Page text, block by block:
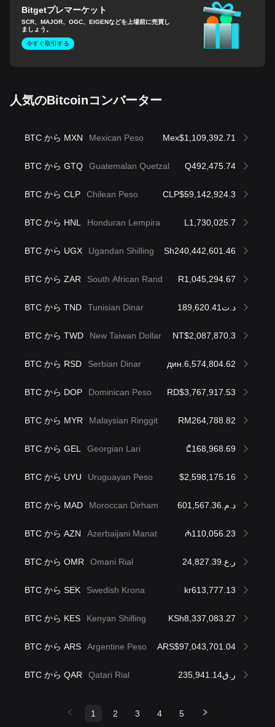
Bitgetプレマーケット
SCR、MAJOR、OGC、EIGENなどを上場前に売買し
ましょう。
今すぐ取引する
人気のBitcoinコンバーター
BTC から MXN Mexican Peso Mex$1,109,392.71
BTC から GTQ Guatemalan Quetzal Q492,475.74
BTC から CLP Chilean Peso CLP$59,142,924.3
BTC から HNL Honduran Lempira L1,730,025.7
BTC から UGX Ugandan Shilling Sh240,442,601.46
BTC から ZAR South African Rand R1,045,294.67
BTC から TND Tunisian Dinar د.ت189,620.41
BTC から TWD New Taiwan Dollar NT$2,087,870.3
BTC から RSD Serbian Dinar дин.6,574,804.62
BTC から DOP Dominican Peso RD$3,767,917.53
BTC から MYR Malaysian Ringgit RM264,788.82
BTC から GEL Georgian Lari ₾168,968.69
BTC から UYU Uruguayan Peso $2,598,175.16
BTC から MAD Moroccan Dirham د.م.601,567.36
BTC から AZN Azerbaijani Manat ₼110,056.23
BTC から OMR Omani Rial ر.ع.24,827.39
BTC から SEK Swedish Krona kr613,777.13
BTC から KES Kenyan Shilling KSh8,337,083.27
BTC から ARS Argentine Peso ARS$97,043,701.04
BTC から QAR Qatari Rial ر.ق235,941.14
1 2 3 4 5